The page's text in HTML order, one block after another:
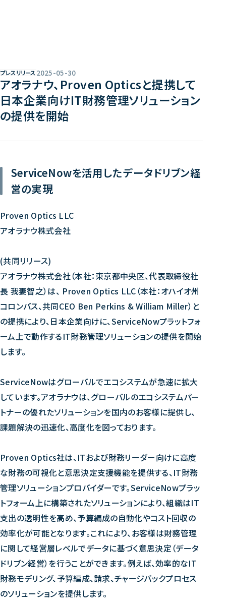
Home
ホーム
Service
Thought
Who we are
Company
News
お知らせ
Career
Recruit
採用情報トップ
Interview
社員インタビュー
募集職種
Contact
個人情報の取扱いについて
個人情報保護方針
品質方針
情報セキュリティポリシー
プレスリリース 2025-05-30
アオラナウ、Proven Opticsと提携して
日本企業向けIT財務管理ソリューション
の提供を開始
ServiceNowを活用したデータドリブン経
営の実現
Proven Optics LLC
アオラナウ株式会社
(共同リリース)
アオラナウ株式会社（本社：東京都中央区、代表取締役社
長 我妻智之）は、 Proven Optics LLC（本社：オハイオ州
コロンバス、共同CEO Ben Perkins & William Miller）と
の提携により、日本企業向けに、ServiceNowプラットフォ
ーム上で動作するIT財務管理ソリューションの提供を開始
します。
ServiceNowはグローバルでエコシステムが急速に拡大
しています。アオラナウは、グローバルのエコシステムパー
トナーの優れたソリューションを国内のお客様に提供し、
課題解決の迅速化、高度化を図っております。
Proven Optics社は、ITおよび財務リーダー向けに高度
な財務の可視化と意思決定支援機能を提供する、IT財務
管理ソリューションプロバイダーです。ServiceNowプラッ
トフォーム上に構築されたソリューションにより、組織はIT
支出の透明性を高め、予算編成の自動化やコスト回収の
効率化が可能となります。これにより、お客様は財務管理
に関して経営層レベルでデータに基づく意思決定（データ
ドリブン経営）を行うことができます。例えば、効率的なIT
財務モデリング、予算編成、請求、チャージバックプロセス
のソリューションを提供します。